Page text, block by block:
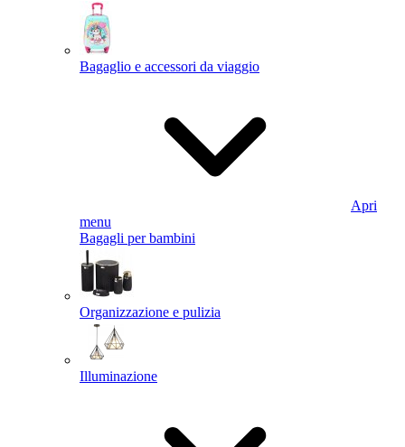
Bagaglio e accessori da viaggio
Apri
menu
Bagagli per bambini
Organizzazione e pulizia
Illuminazione